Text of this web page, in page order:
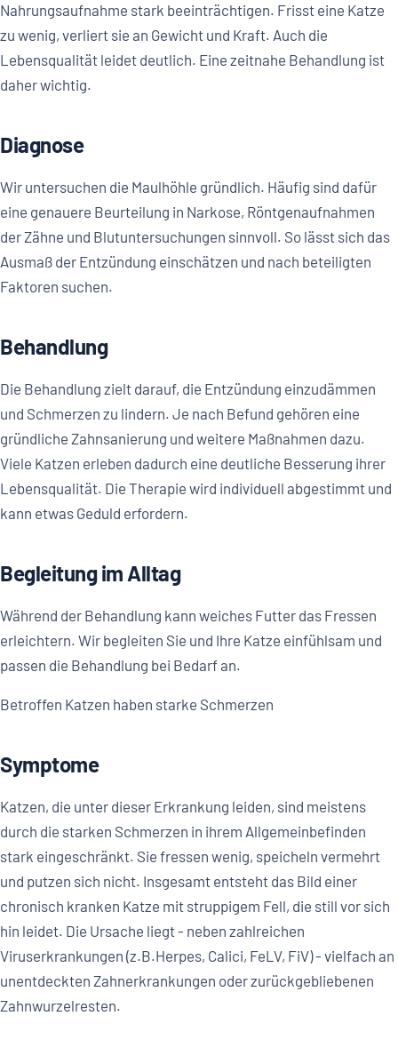
Nahrungsaufnahme stark beeinträchtigen. Frisst eine Katze
zu wenig, verliert sie an Gewicht und Kraft. Auch die
Lebensqualität leidet deutlich. Eine zeitnahe Behandlung ist
daher wichtig.
Diagnose
Wir untersuchen die Maulhöhle gründlich. Häufig sind dafür
eine genauere Beurteilung in Narkose, Röntgenaufnahmen
der Zähne und Blutuntersuchungen sinnvoll. So lässt sich das
Ausmaß der Entzündung einschätzen und nach beteiligten
Faktoren suchen.
Behandlung
Die Behandlung zielt darauf, die Entzündung einzudämmen
und Schmerzen zu lindern. Je nach Befund gehören eine
gründliche Zahnsanierung und weitere Maßnahmen dazu.
Viele Katzen erleben dadurch eine deutliche Besserung ihrer
Lebensqualität. Die Therapie wird individuell abgestimmt und
kann etwas Geduld erfordern.
Begleitung im Alltag
Während der Behandlung kann weiches Futter das Fressen
erleichtern. Wir begleiten Sie und Ihre Katze einfühlsam und
passen die Behandlung bei Bedarf an.
Betroffen Katzen haben starke Schmerzen
Symptome
Katzen, die unter dieser Erkrankung leiden, sind meistens
durch die starken Schmerzen in ihrem Allgemeinbefinden
stark eingeschränkt. Sie fressen wenig, speicheln vermehrt
und putzen sich nicht. Insgesamt entsteht das Bild einer
chronisch kranken Katze mit struppigem Fell, die still vor sich
hin leidet. Die Ursache liegt - neben zahlreichen
Viruserkrankungen (z.B.Herpes, Calici, FeLV, FiV) - vielfach an
unentdeckten Zahnerkrankungen oder zurückgebliebenen
Zahnwurzelresten.